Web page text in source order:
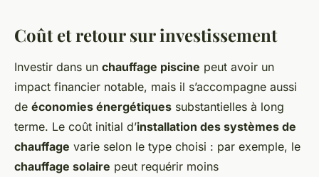
Coût et retour sur investissement
Investir dans un chauffage piscine peut avoir un
impact financier notable, mais il s’accompagne aussi
de économies énergétiques substantielles à long
terme. Le coût initial d’installation des systèmes de
chauffage varie selon le type choisi : par exemple, le
chauffage solaire peut requérir moins